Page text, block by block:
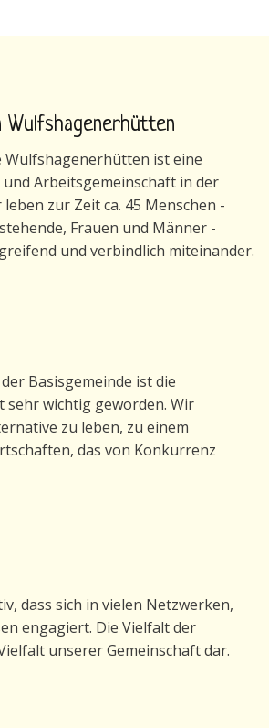
Wulfshagenerhütten
Wulfshagenerhütten ist eine
Arbeitsgemeinschaft in der
zur Zeit ca. 45 Menschen -
Frauen und Männer -
und verbindlich miteinander.
Basisgemeinde ist die
sehr wichtig geworden. Wir
zu leben, zu einem
das von Konkurrenz
dass sich in vielen Netzwerken,
engagiert. Die Vielfalt der
unserer Gemeinschaft dar.